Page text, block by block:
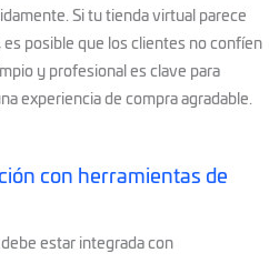
Si tu tienda virtual parece
es posible que los clientes no confíen
y profesional es clave para
experiencia de compra agradable.
con herramientas de
estar integrada con